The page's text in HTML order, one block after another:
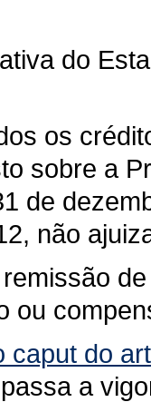
do
os
sobre a
de
não
ou
caput do
a